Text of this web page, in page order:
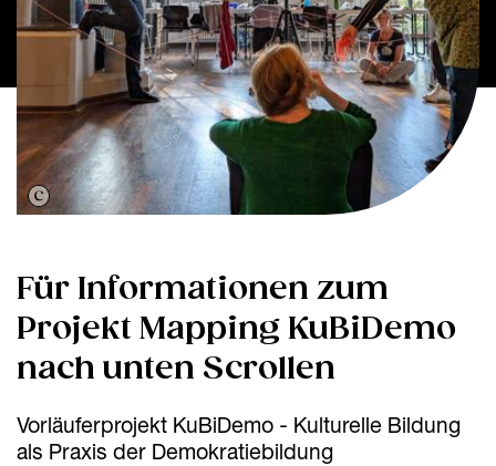
Für Informationen zum
Projekt Mapping KuBiDemo
nach unten Scrollen
Vorläuferprojekt KuBiDemo - Kulturelle Bildung
als Praxis der Demokratiebildung